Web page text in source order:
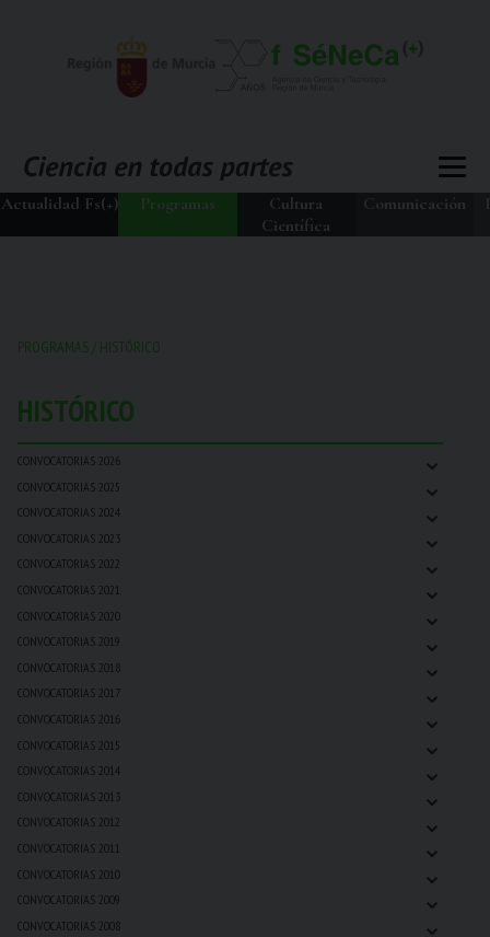
Actualidad Fs(+) Programas
Cultura
Científica
Comunicación
PROGRAMAS / HISTÓRICO
HISTÓRICO
CONVOCATORIAS 2026 ⌄
CONVOCATORIAS 2025 ⌄
CONVOCATORIAS 2024 ⌄
CONVOCATORIAS 2023 ⌄
CONVOCATORIAS 2022 ⌄
CONVOCATORIAS 2021 ⌄
CONVOCATORIAS 2020 ⌄
CONVOCATORIAS 2019 ⌄
CONVOCATORIAS 2018 ⌄
CONVOCATORIAS 2017 ⌄
CONVOCATORIAS 2016 ⌄
CONVOCATORIAS 2015 ⌄
CONVOCATORIAS 2014 ⌄
CONVOCATORIAS 2013 ⌄
CONVOCATORIAS 2012 ⌄
CONVOCATORIAS 2011 ⌄
CONVOCATORIAS 2010 ⌄
CONVOCATORIAS 2009 ⌄
CONVOCATORIAS 2008 ⌄